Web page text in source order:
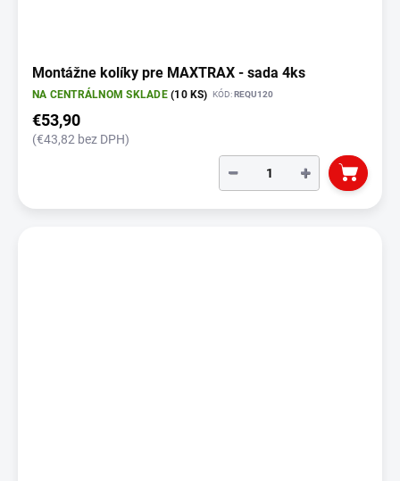
Montážne kolíky pre MAXTRAX - sada 4ks
NA CENTRÁLNOM SKLADE(10 KS) KÓD:REQU120
€53,90
(€43,82 bez DPH)
+
−